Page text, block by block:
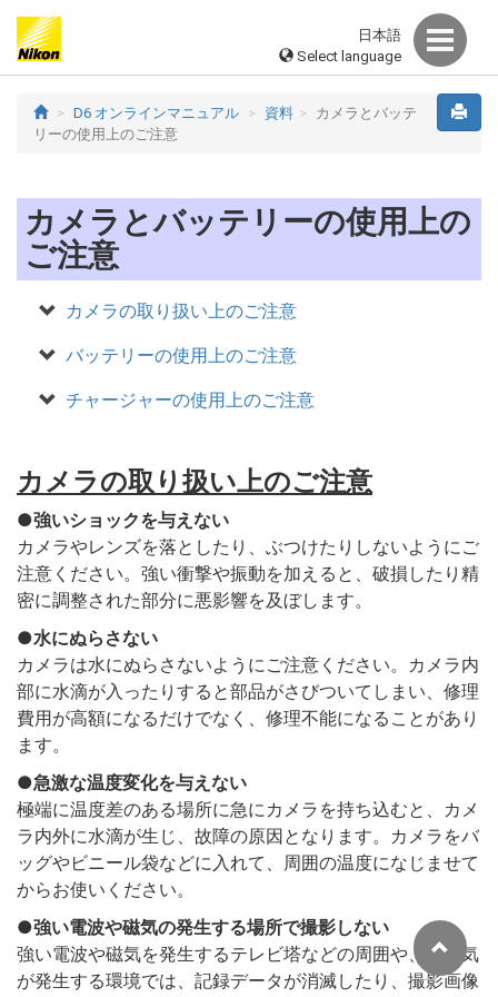
日本語
Select language
D6 オンラインマニュアル 資料
カメラとバッテ
リーの使用上のご注意
カメラとバッテリーの使用上の
ご注意
カメラの取り扱い上のご注意
バッテリーの使用上のご注意
チャージャーの使用上のご注意
カメラの取り扱い上のご注意
強いショックを与えない
カメラやレンズを落としたり、ぶつけたりしないようにご
注意ください。強い衝撃や振動を加えると、破損したり精
密に調整された部分に悪影響を及ぼします。
水にぬらさない
カメラは水にぬらさないようにご注意ください。カメラ内
部に水滴が入ったりすると部品がさびついてしまい、修理
費用が高額になるだけでなく、修理不能になることがあり
ます。
急激な温度変化を与えない
極端に温度差のある場所に急にカメラを持ち込むと、カメ
ラ内外に水滴が生じ、故障の原因となります。カメラをバ
ッグやビニール袋などに入れて、周囲の温度になじませて
からお使いください。
強い電波や磁気の発生する場所で撮影しない
強い電波や磁気を発生するテレビ塔などの周囲や、静電気
が発生する環境では、記録データが消滅したり、撮影画像